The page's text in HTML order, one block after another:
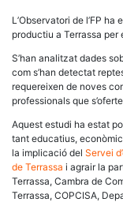
L’Observatori de l’FP ha
productiu a Terrassa per
S’han analitzat dades
com s’han detectat
requereixen de noves
professionals que
Aquest estudi ha estat
tant educatius,
la implicació del Servei
de Terrassa i agrair la
Terrassa, Cambra de
Terrassa, COPCISA,